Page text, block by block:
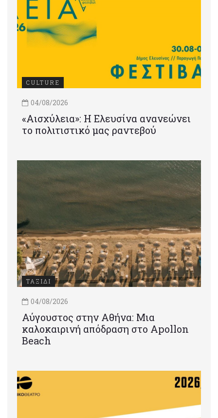
CULTURE
04/08/2026
«Αισχύλεια»: Η Ελευσίνα ανανεώνει
το πολιτιστικό μας ραντεβού
ΤΑΞΙΔΙ
04/08/2026
Αύγουστος στην Αθήνα: Μια
καλοκαιρινή απόδραση στο Apollon
Beach